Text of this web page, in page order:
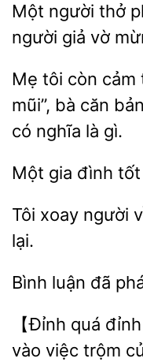
Một người thở
người giả
tôi còn cảm
mũi”, bà căn bản
có nghĩa là gì.
gia đình
Tôi xoay người
luận
【Đỉnh quá
vào việc trộm